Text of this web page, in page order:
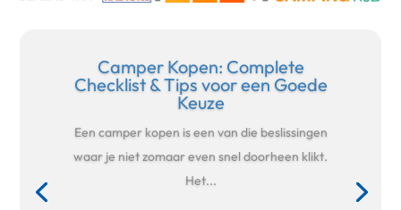
Camper Kopen: Complete
Checklist & Tips voor een Goede
Keuze
Een camper kopen is een van die beslissingen
waar je niet zomaar even snel doorheen klikt.
Het...